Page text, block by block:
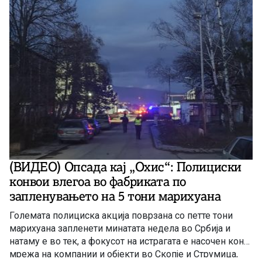
(ВИДЕО) Опсада кај „Охис“: Полициски
конвои влегоа во фабриката по
запленувањето на 5 тони марихуана
Големата полициска акција поврзана со петте тони
марихуана запленети минатата недела во Србија и
натаму е во тек, а фокусот на истрагата е насочен кон
мрежа на компании и објекти во Скопје и Струмица,